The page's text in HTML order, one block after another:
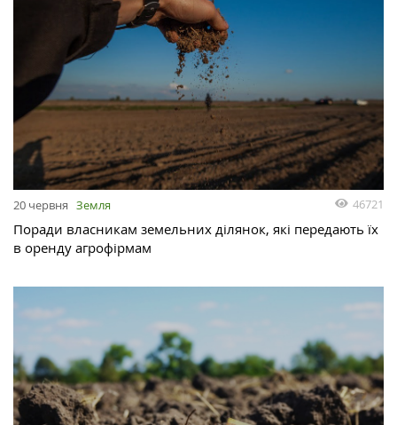
20 червня Земля 46721
Поради власникам земельних ділянок, які передають їх
в оренду агрофірмам